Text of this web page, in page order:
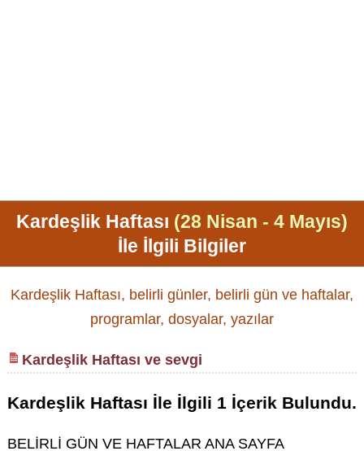
Kardeşlik Haftası (28 Nisan - 4 Mayıs)
İle İlgili Bilgiler
Kardeşlik Haftası, belirli günler, belirli gün ve haftalar,
programlar, dosyalar, yazılar
Kardeşlik Haftası ve sevgi
Kardeşlik Haftası İle İlgili 1İçerik Bulundu.
BELİRLİ GÜN VE HAFTALAR ANA SAYFA